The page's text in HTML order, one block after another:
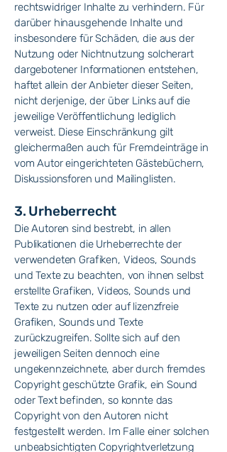
rechtswidriger Inhalte zu verhindern. Für
darüber hinausgehende Inhalte und
insbesondere für Schäden, die aus der
Nutzung oder Nichtnutzung solcherart
dargebotener Informationen entstehen,
haftet allein der Anbieter dieser Seiten,
nicht derjenige, der über Links auf die
jeweilige Veröffentlichung lediglich
verweist. Diese Einschränkung gilt
gleichermaßen auch für Fremdeinträge in
vom Autor eingerichteten Gästebüchern,
Diskussionsforen und Mailinglisten.
3. Urheberrecht
Die Autoren sind bestrebt, in allen
Publikationen die Urheberrechte der
verwendeten Grafiken, Videos, Sounds
und Texte zu beachten, von ihnen selbst
erstellte Grafiken, Videos, Sounds und
Texte zu nutzen oder auf lizenzfreie
Grafiken, Sounds und Texte
zurückzugreifen. Sollte sich auf den
jeweiligen Seiten dennoch eine
ungekennzeichnete, aber durch fremdes
Copyright geschützte Grafik, ein Sound
oder Text befinden, so konnte das
Copyright von den Autoren nicht
festgestellt werden. Im Falle einer solchen
unbeabsichtigten Copyrightverletzung